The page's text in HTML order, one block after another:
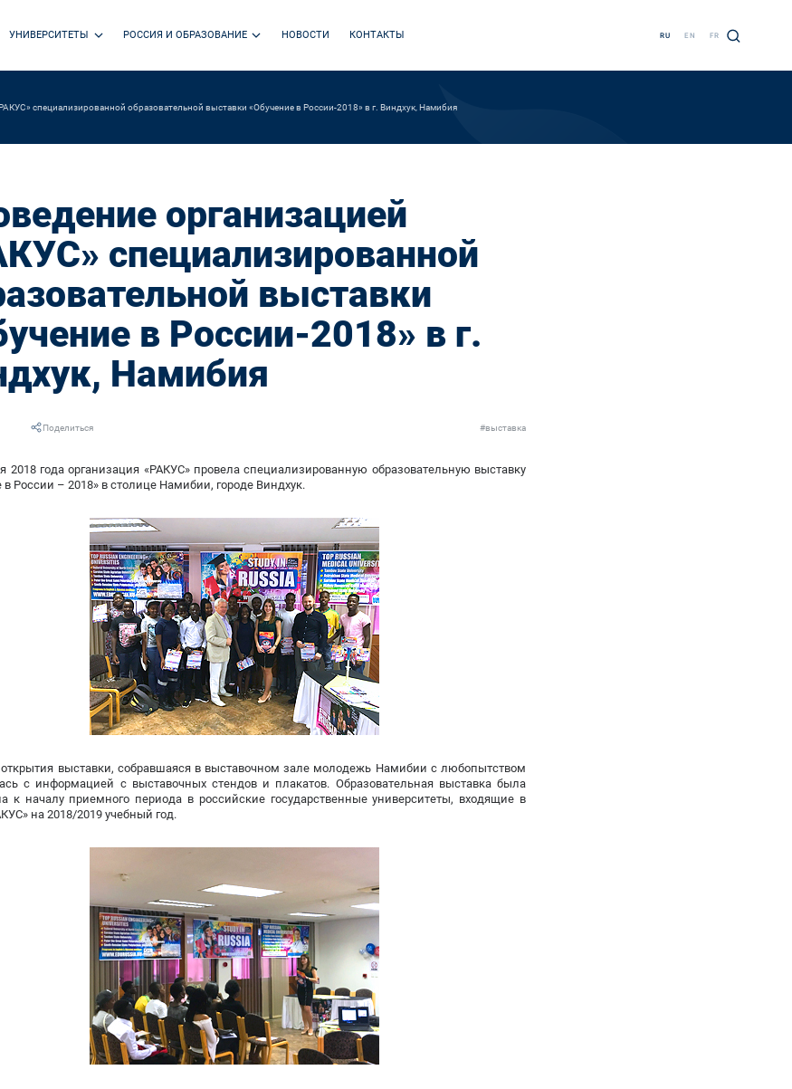
УНИВЕРСИТЕТЫ РОССИЯ И ОБРАЗОВАНИЕ НОВОСТИ КОНТАКТЫ RU EN FR
специализированной образовательной выставки «Обучение в России-2018» в г. Виндхук, Намибия
организацией
специализированной
выставки
в России-2018» в г.
Намибия
Поделиться #выставка
2018 года организация «РАКУС» провела специализированную образовательную выставку
в России – 2018» в столице Намибии, городе Виндхук.
открытия выставки, собравшаяся в выставочном зале молодежь Намибии с любопытством
с информацией с выставочных стендов и плакатов. Образовательная выставка была
к началу приемного периода в российские государственные университеты, входящие в
на 2018/2019 учебный год.